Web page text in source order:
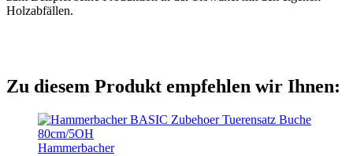
Holzabfällen.
Zu diesem Produkt empfehlen wir Ihnen:
Hammerbacher